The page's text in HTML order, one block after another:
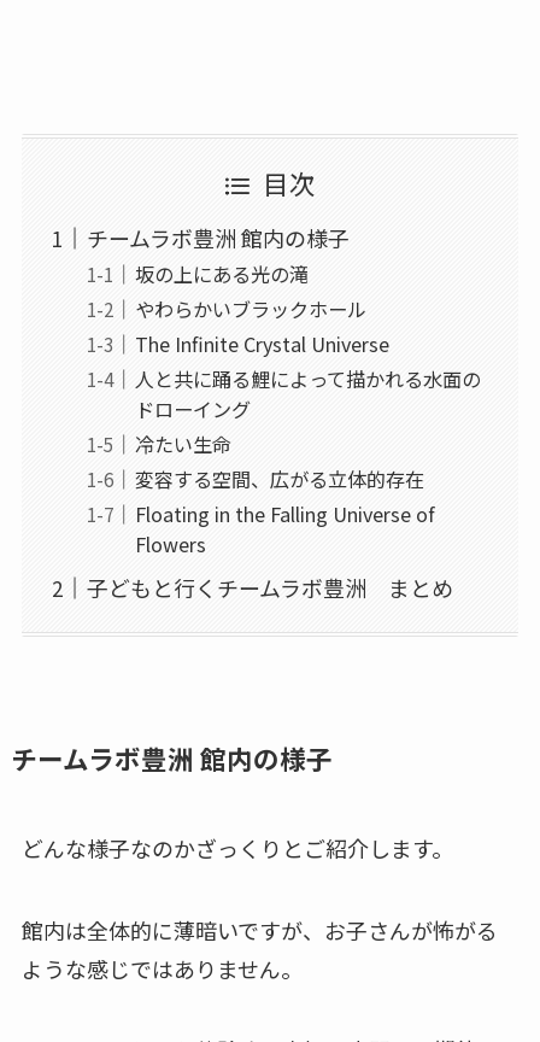
目次
チームラボ豊洲 館内の様子
坂の上にある光の滝
やわらかいブラックホール
The Infinite Crystal Universe
人と共に踊る鯉によって描かれる水面の
ドローイング
冷たい生命
変容する空間、広がる立体的存在
Floating in the Falling Universe of
Flowers
子どもと行くチームラボ豊洲 まとめ
チームラボ豊洲 館内の様子
どんな様子なのかざっくりとご紹介します。
館内は全体的に薄暗いですが、お子さんが怖がる
ような感じではありません。